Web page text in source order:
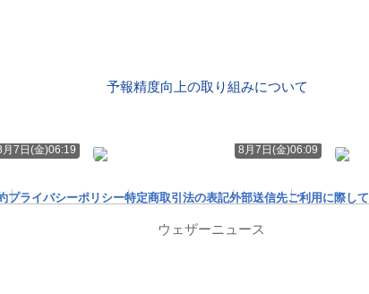
予報精度向上の取り組みについて
月7日(金)06:19 8月7日(金)06:09
プライバシーポリシー特定商取引法の表記外部送信先ご利用に際して
ウェザーニュース